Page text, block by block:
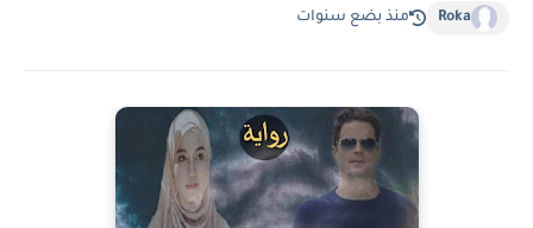
Roka منذ بضع سنوات